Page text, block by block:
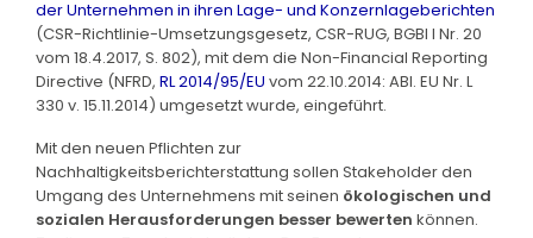
der Unternehmen in ihren Lage- und Konzernlageberichten
(CSR-Richtlinie-Umsetzungsgesetz, CSR-RUG, BGBl I Nr. 20
vom 18.4.2017, S. 802), mit dem die Non-Financial Reporting
Directive (NFRD, RL 2014/95/EU vom 22.10.2014: ABl. EU Nr. L
330 v. 15.11.2014) umgesetzt wurde, eingeführt.
Mit den neuen Pflichten zur
Nachhaltigkeitsberichterstattung sollen Stakeholder den
Umgang des Unternehmens mit seinen ökologischen und
sozialen Herausforderungen besser bewerten können.